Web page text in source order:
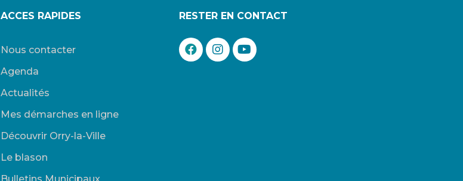
ACCES RAPIDES
Nous contacter
Agenda
Actualités
Mes démarches en ligne
Découvrir Orry-la-Ville
Le blason
RESTER EN CONTACT